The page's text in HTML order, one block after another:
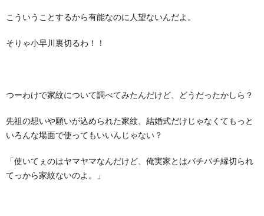
こういうことするから有能なのに人望ないんだよ。
そりゃ小早川裏切るわ！！
つーわけで家紋について調べてみたんだけど、どうだったかしら？
先祖の想いや願いが込められた家紋、結婚式だけじゃなくてもっと
いろんな場面で使ってもいいんじゃない？
「使いてぇのはヤマヤマなんだけど、俺実家とはバチバチ縁切られ
てっから家紋ないのよ。」